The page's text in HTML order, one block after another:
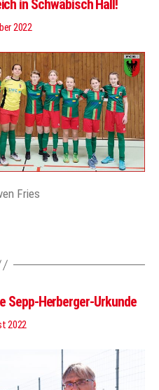
in Schwäbisch Hall!
2022
Fries
Sepp-Herberger-Urkunde
2022